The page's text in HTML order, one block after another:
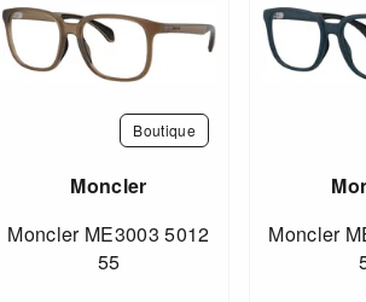
Boutique
Moncler
Moncler ME3003 5012
55
Moncler